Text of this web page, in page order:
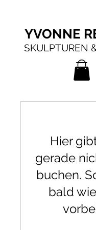
YVONNE
SKULPTUREN
Hier
gerade
buchen.
bald